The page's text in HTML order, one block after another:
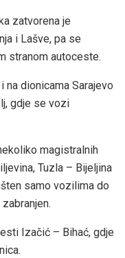
zatvorena je
i Lašve, pa se
stranom autoceste.
na dionicama Sarajevo
gdje se vozi
magistralnih
Tuzla – Bijeljina
samo vozilima do
Izačić – Bihać, gdje